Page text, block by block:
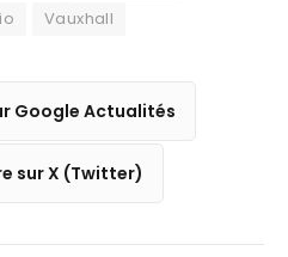
Vauxhall
Google Actualités
sur X (Twitter)